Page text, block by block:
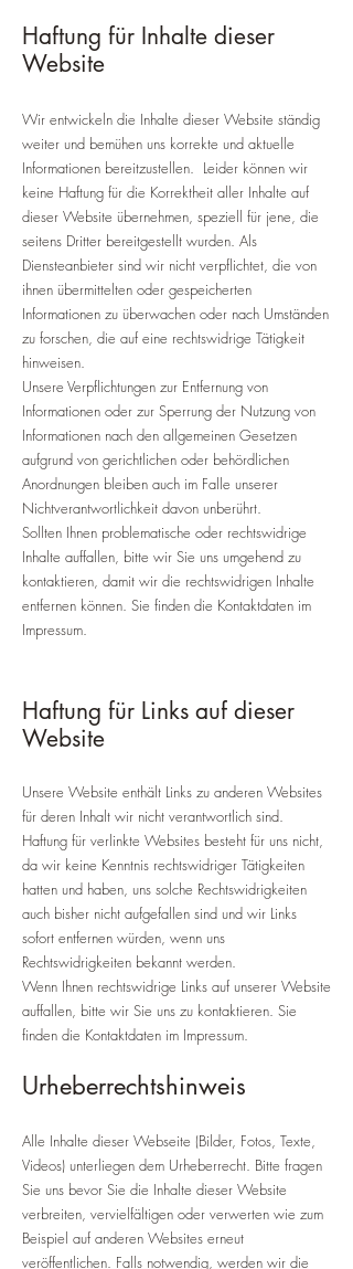
Haftung für Inhalte dieser
Website
Wir entwickeln die Inhalte dieser Website ständig
weiter und bemühen uns korrekte und aktuelle
Informationen bereitzustellen. Leider können wir
keine Haftung für die Korrektheit aller Inhalte auf
dieser Website übernehmen, speziell für jene, die
seitens Dritter bereitgestellt wurden. Als
Diensteanbieter sind wir nicht verpflichtet, die von
ihnen übermittelten oder gespeicherten
Informationen zu überwachen oder nach Umständen
zu forschen, die auf eine rechtswidrige Tätigkeit
hinweisen.
Unsere Verpflichtungen zur Entfernung von
Informationen oder zur Sperrung der Nutzung von
Informationen nach den allgemeinen Gesetzen
aufgrund von gerichtlichen oder behördlichen
Anordnungen bleiben auch im Falle unserer
Nichtverantwortlichkeit davon unberührt.
Sollten Ihnen problematische oder rechtswidrige
Inhalte auffallen, bitte wir Sie uns umgehend zu
kontaktieren, damit wir die rechtswidrigen Inhalte
entfernen können. Sie finden die Kontaktdaten im
Impressum.
Haftung für Links auf dieser
Website
Unsere Website enthält Links zu anderen Websites
für deren Inhalt wir nicht verantwortlich sind.
Haftung für verlinkte Websites besteht für uns nicht,
da wir keine Kenntnis rechtswidriger Tätigkeiten
hatten und haben, uns solche Rechtswidrigkeiten
auch bisher nicht aufgefallen sind und wir Links
sofort entfernen würden, wenn uns
Rechtswidrigkeiten bekannt werden.
Wenn Ihnen rechtswidrige Links auf unserer Website
auffallen, bitte wir Sie uns zu kontaktieren. Sie
finden die Kontaktdaten im Impressum.
Urheberrechtshinweis
Alle Inhalte dieser Webseite (Bilder, Fotos, Texte,
Videos) unterliegen dem Urheberrecht. Bitte fragen
Sie uns bevor Sie die Inhalte dieser Website
verbreiten, vervielfältigen oder verwerten wie zum
Beispiel auf anderen Websites erneut
veröffentlichen. Falls notwendig, werden wir die